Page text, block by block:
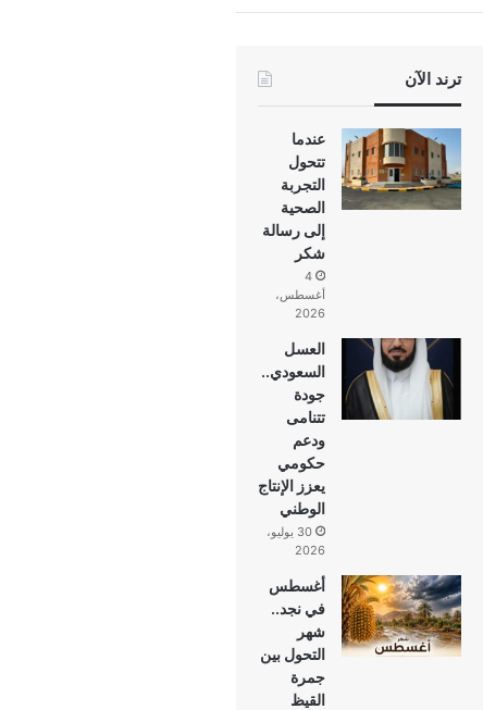
ترند الآن
عندما
تتحول
التجربة
الصحية
إلى رسالة
شكر
4
أغسطس،
2026
العسل
السعودي..
جودة
تتنامى
ودعم
حكومي
يعزز الإنتاج
الوطني
30 يوليو،
2026
أغسطس
في نجد..
شهر
التحول بين
جمرة
القيظ